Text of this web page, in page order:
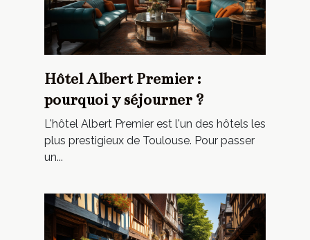
Hôtel Albert Premier :
pourquoi y séjourner ?
L'hôtel Albert Premier est l'un des hôtels les
plus prestigieux de Toulouse. Pour passer
un...